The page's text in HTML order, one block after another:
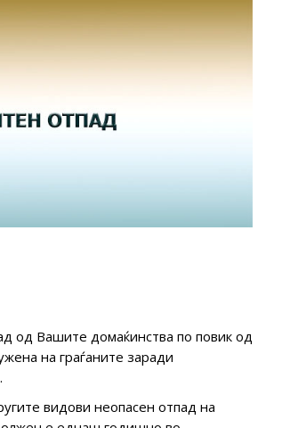
од Вашите домаќинства по повик од
на граѓаните заради
видови неопасен отпад на